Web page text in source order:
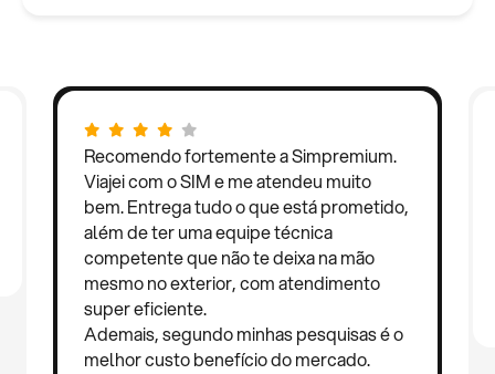
Recomendo fortemente a Simpremium.
Viajei com o SIM e me atendeu muito
bem. Entrega tudo o que está prometido,
além de ter uma equipe técnica
competente que não te deixa na mão
mesmo no exterior, com atendimento
super eficiente.
Ademais, segundo minhas pesquisas é o
melhor custo benefício do mercado.